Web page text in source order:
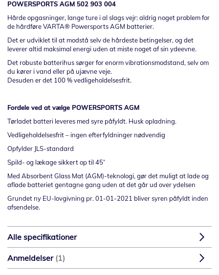
POWERSPORTS AGM 502 903 004
Hårde opgasninger, lange ture i al slags vejr: aldrig noget problem for
de hårdføre VARTA® Powersports AGM batterier.
Det er udviklet til at modstå selv de hårdeste betingelser, og det
leverer altid maksimal energi uden at miste noget af sin ydeevne.
Det robuste batterihus sørger for enorm vibrationsmodstand, selv om
du kører i vand eller på ujævne veje.
Desuden er det 100 % vedligeholdelsesfrit.
Fordele ved at vælge POWERSPORTS AGM
Tørladet batteri leveres med syre påfyldt. Husk opladning.
Vedligeholdelsesfrit – ingen efterfyldninger nødvendig
Opfylder JLS-standard
Spild- og lækage sikkert op til 45˚
Med Absorbent Glass Mat (AGM)-teknologi, gør det muligt at lade og
aflade batteriet gentagne gang uden at det går ud over ydelsen
Grundet ny EU-lovgivning pr. 01-01-2021 bliver syren påfyldt inden
afsendelse.
Alle specifikationer
Anmeldelser 1